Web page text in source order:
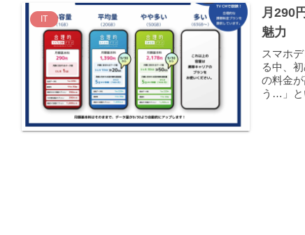
IT
月290
魅力
スマホ
る中、
の料金
う…」と